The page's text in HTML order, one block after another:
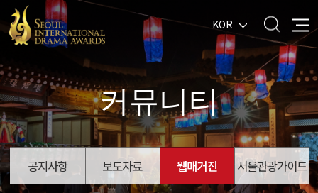
KOR
커뮤니티
공지사항 보도자료 웹매거진 서울관광가이드